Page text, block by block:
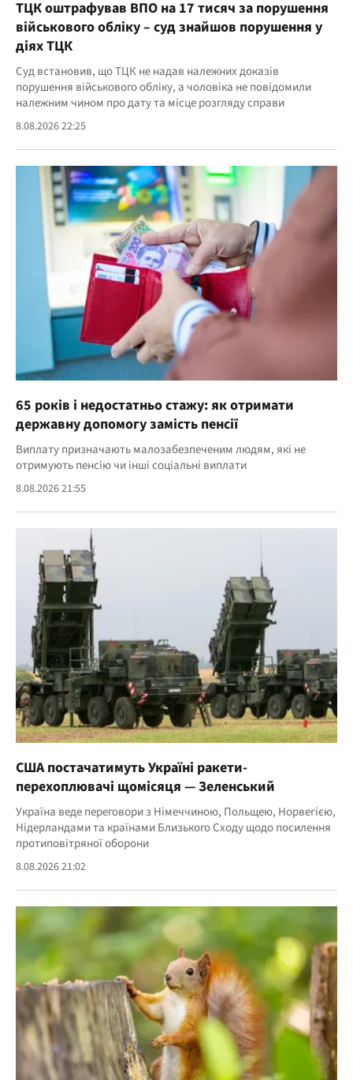
ТЦК оштрафував ВПО на 17 тисяч за порушення
військового обліку – суд знайшов порушення у
діях ТЦК
Суд встановив, що ТЦК не надав належних доказів
порушення військового обліку, а чоловіка не повідомили
належним чином про дату та місце розгляду справи
8.08.2026 22:25
65 років і недостатньо стажу: як отримати
державну допомогу замість пенсії
Виплату призначають малозабезпеченим людям, які не
отримують пенсію чи інші соціальні виплати
8.08.2026 21:55
США постачатимуть Україні ракети-
перехоплювачі щомісяця — Зеленський
Україна веде переговори з Німеччиною, Польщею, Норвегією,
Нідерландами та країнами Близького Сходу щодо посилення
протиповітряної оборони
8.08.2026 21:02